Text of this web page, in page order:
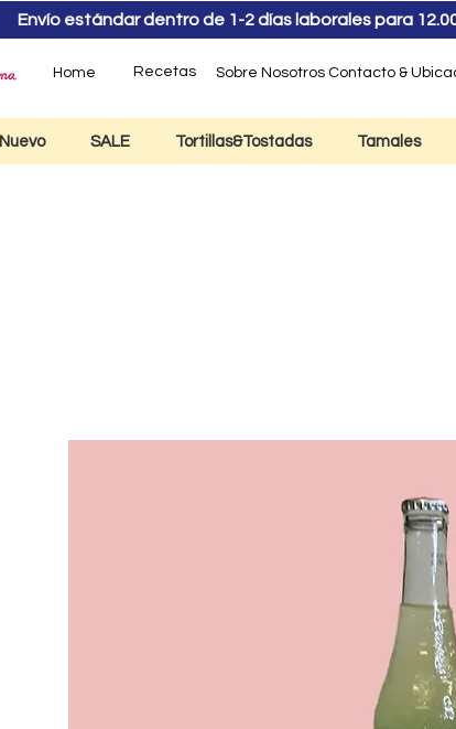
Envío estándar dentro de 1-2 días laborales para
Home Recetas Sobre Nosotros Contacto &
Nuevo SALE Tortillas&Tostadas Tamales